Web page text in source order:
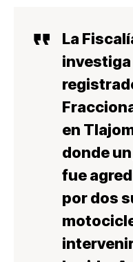
La
en
donde
fue
por dos